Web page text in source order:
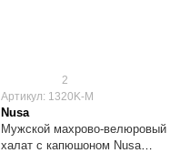
2
Артикул: 1320K-M
Nusa
Мужской махрово-велюровый
халат с капюшоном Nusa